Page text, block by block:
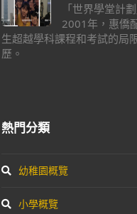
「世界學堂計
2001年，惠僑
生超越學科課程和考試的局
歷。
熱門分類
幼稚園概覽
小學概覽